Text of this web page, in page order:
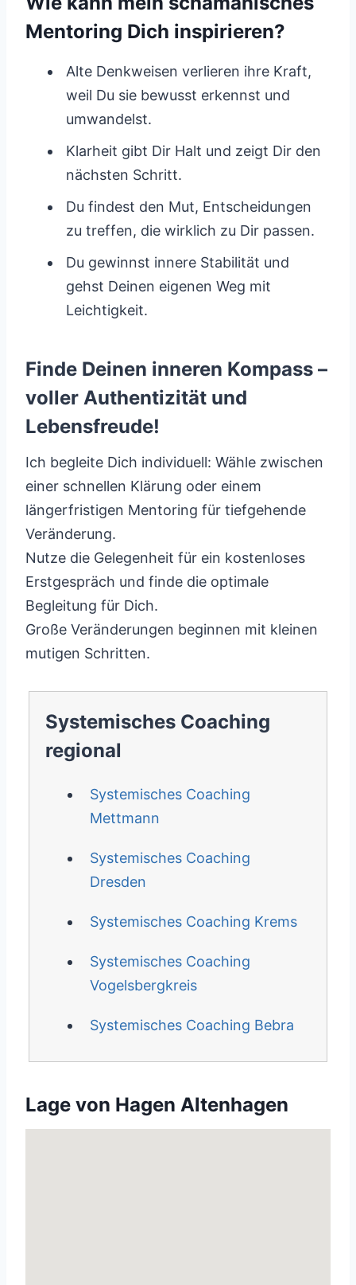
Mentoring Dich inspirieren?
Alte Denkweisen verlieren ihre Kraft,
weil Du sie bewusst erkennst und
umwandelst.
Klarheit gibt Dir Halt und zeigt Dir den
nächsten Schritt.
Du findest den Mut, Entscheidungen
zu treffen, die wirklich zu Dir passen.
Du gewinnst innere Stabilität und
gehst Deinen eigenen Weg mit
Leichtigkeit.
Finde Deinen inneren Kompass –
voller Authentizität und
Lebensfreude!
Ich begleite Dich individuell: Wähle zwischen
einer schnellen Klärung oder einem
längerfristigen Mentoring für tiefgehende
Veränderung.
Nutze die Gelegenheit für ein kostenloses
Erstgespräch und finde die optimale
Begleitung für Dich.
Große Veränderungen beginnen mit kleinen
mutigen Schritten.
Systemisches Coaching
regional
Systemisches Coaching
Mettmann
Systemisches Coaching
Dresden
Systemisches Coaching Krems
Systemisches Coaching
Vogelsbergkreis
Systemisches Coaching Bebra
Lage von Hagen Altenhagen